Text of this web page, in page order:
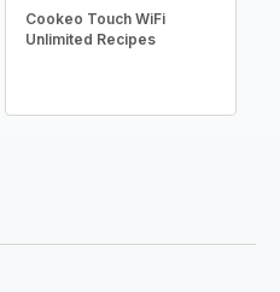
Cookeo Touch WiFi
Unlimited Recipes